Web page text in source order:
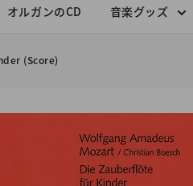
オルガンのCD 音楽グッズ
(Score)